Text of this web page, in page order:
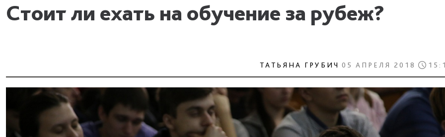
Стоит ли ехать на обучение за рубеж?
ТАТЬЯНА ГРУБИЧ 05 АПРЕЛЯ 2018